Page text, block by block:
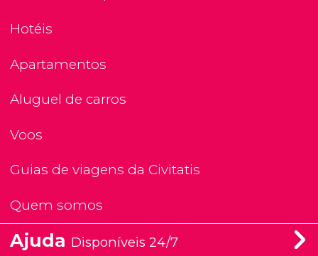
Hotéis
Apartamentos
Aluguel de carros
Voos
Guias de viagens da Civitatis
Quem somos
Ajuda Disponíveis 24/7